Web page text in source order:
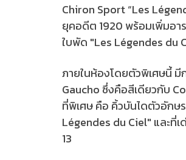
Chiron Sport “Les
ยุคอดีต 1920 พร้อมเพิ่มอา
ใบพัด "Les Légendes du
ภายในห้องโดยตัวพิเศษนี้ มี
Gaucho ซึ่งคือสีเดียวกับ
ที่พิเศษ คือ คิ้วบันไดตัวอักษ
Légendes du Ciel" และที่
13